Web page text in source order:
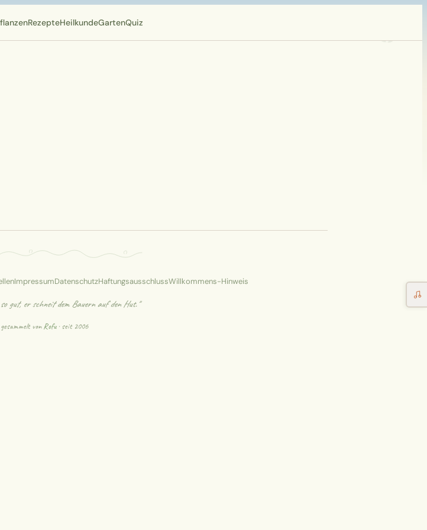
RezepteHeilkundeGartenQuiz
ImpressumDatenschutzHaftungsausschlussWillkommens-Hinweis
gut, er schneit dem Bauern auf den Hut."
vonRofu· seit 2006